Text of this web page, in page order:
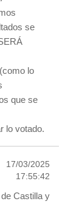
se
lo
que se
lo votado.
17/03/2025
17:55:42
Castilla y